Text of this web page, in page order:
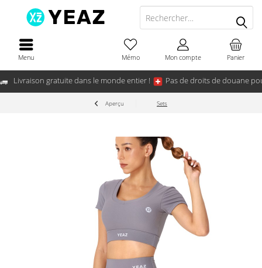
Livraison gratuite dans le monde entier ! Pas de droits de douane
Menu Panier
Mémo Mon compte
Aperçu Sets